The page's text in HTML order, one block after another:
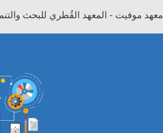
معهد موفيت - المعهد القُطري للبحث